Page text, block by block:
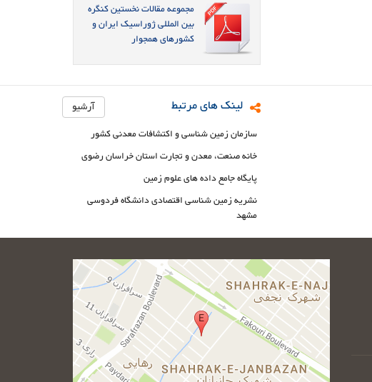
مجموعه مقالات نخستین کنگره
بین المللی ژوراسیک ایران و
کشورهای همجوار
لینک های مرتبط آرشیو
سازمان زمین شناسی و اکتشافات معدنی کشور
خانه صنعت، معدن و تجارت استان خراسان رضوی
پایگاه جامع داده های علوم زمین
نشریه زمین شناسی اقتصادی دانشگاه فردوسی
مشهد